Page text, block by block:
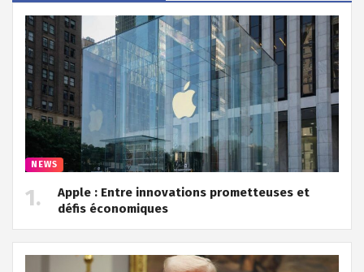
NEWS
Apple : Entre innovations prometteuses et
défis économiques